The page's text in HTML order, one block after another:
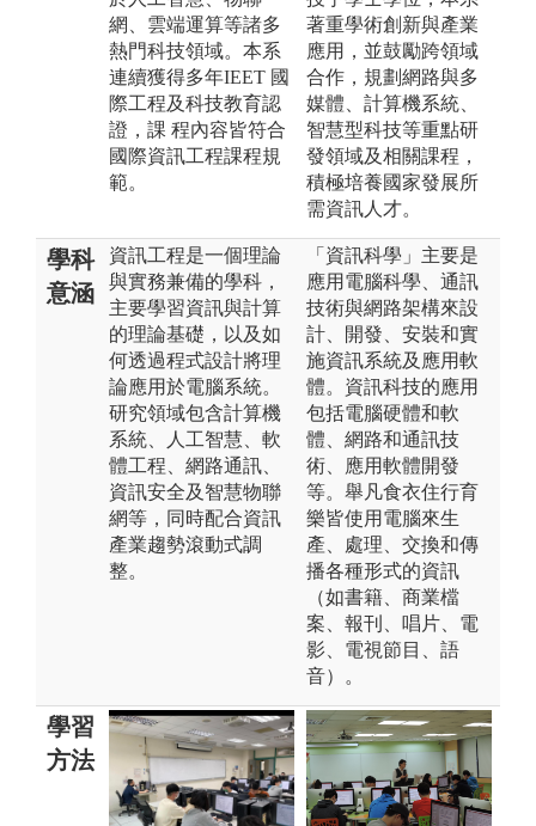
網、雲端運算等諸多
熱門科技領域。本系
連續獲得多年IEET 國
際工程及科技教育認
證，課 程內容皆符合
國際資訊工程課程規
範。
著重學術創新與產業
應用，並鼓勵跨領域
合作，規劃網路與多
媒體、計算機系統、
智慧型科技等重點研
發領域及相關課程，
積極培養國家發展所
需資訊人才。
學科
意涵
資訊工程是一個理論
與實務兼備的學科，
主要學習資訊與計算
的理論基礎，以及如
何透過程式設計將理
論應用於電腦系統。
研究領域包含計算機
系統、人工智慧、軟
體工程、網路通訊、
資訊安全及智慧物聯
網等，同時配合資訊
產業趨勢滾動式調
整。
「資訊科學」主要是
應用電腦科學、通訊
技術與網路架構來設
計、開發、安裝和實
施資訊系統及應用軟
體。資訊科技的應用
包括電腦硬體和軟
體、網路和通訊技
術、應用軟體開發
等。舉凡食衣住行育
樂皆使用電腦來生
產、處理、交換和傳
播各種形式的資訊
（如書籍、商業檔
案、報刊、唱片、電
影、電視節目、語
音）。
學習
方法